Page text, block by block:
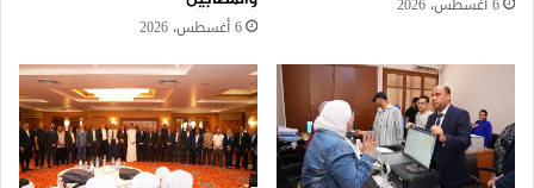
6 أغسطس، 2026